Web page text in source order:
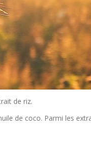
de riz.
de coco. Parmi les